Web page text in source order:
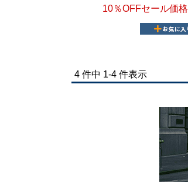
10％OFFセール価格
4 件中 1-4 件表示